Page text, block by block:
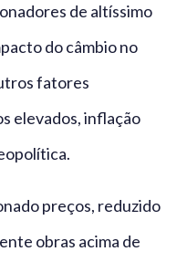
de altíssimo
do câmbio no
fatores
elevados, inflação
preços, reduzido
obras acima de